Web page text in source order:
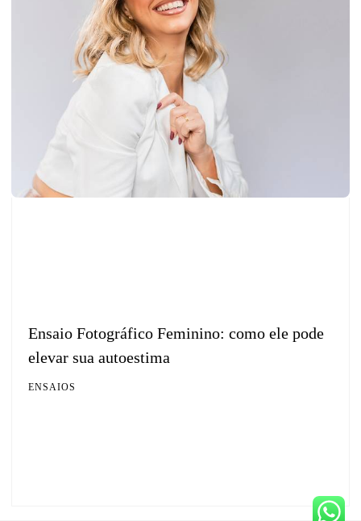
Ensaio Fotográfico Feminino: como ele pode
elevar sua autoestima
ENSAIOS